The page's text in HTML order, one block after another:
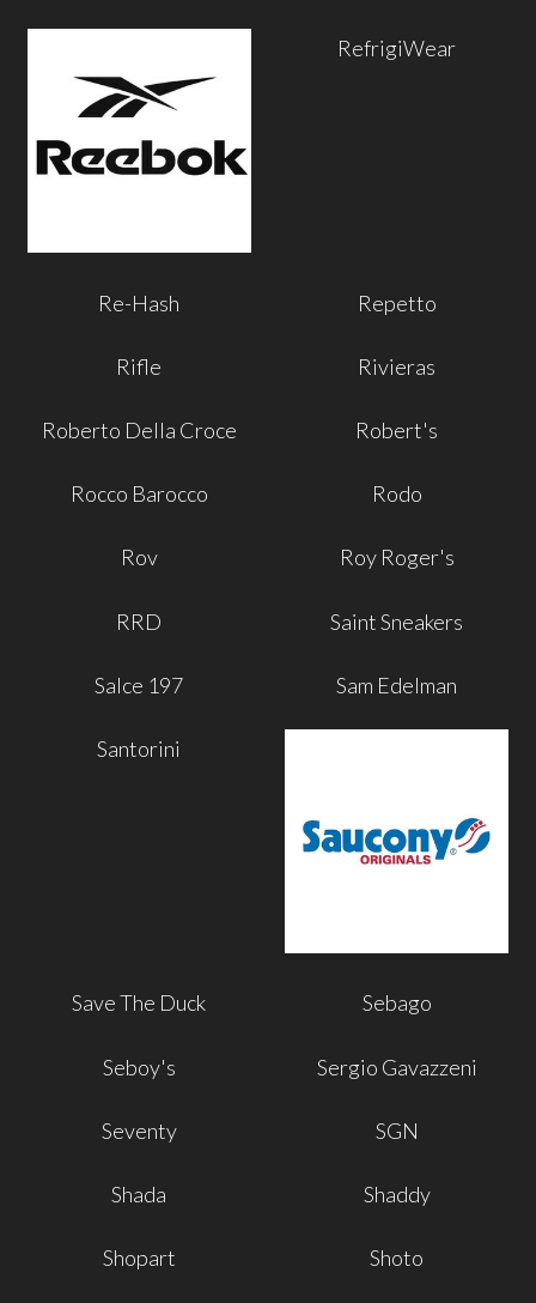
RefrigiWear
Re-Hash Repetto
Rifle Rivieras
Roberto Della Croce Robert's
Rocco Barocco Rodo
Rov Roy Roger's
RRD Saint Sneakers
Salce 197 Sam Edelman
Santorini
Save The Duck Sebago
Seboy's Sergio Gavazzeni
Seventy SGN
Shada Shaddy
Shopart Shoto